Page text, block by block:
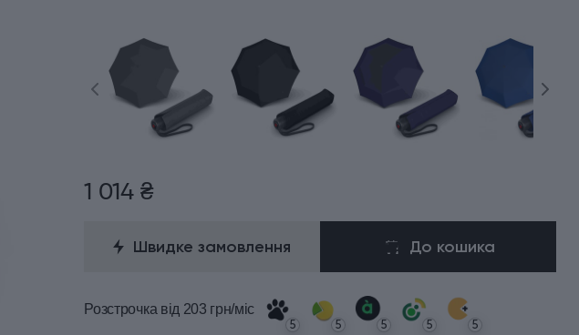
1 014 ₴
Швидке замовлення До кошика
Розстрочка від 203 грн/міс
5 5 5 5 5